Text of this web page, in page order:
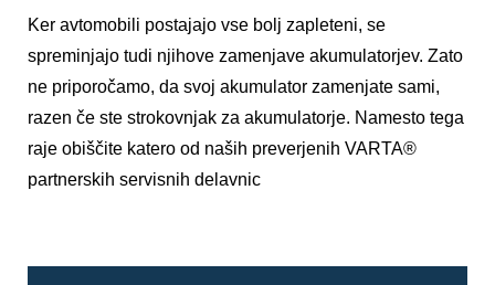
Ker avtomobili postajajo vse bolj zapleteni, se
spreminjajo tudi njihove zamenjave akumulatorjev. Zato
ne priporočamo, da svoj akumulator zamenjate sami,
razen če ste strokovnjak za akumulatorje. Namesto tega
raje obiščite katero od naših preverjenih VARTA®
partnerskih servisnih delavnic